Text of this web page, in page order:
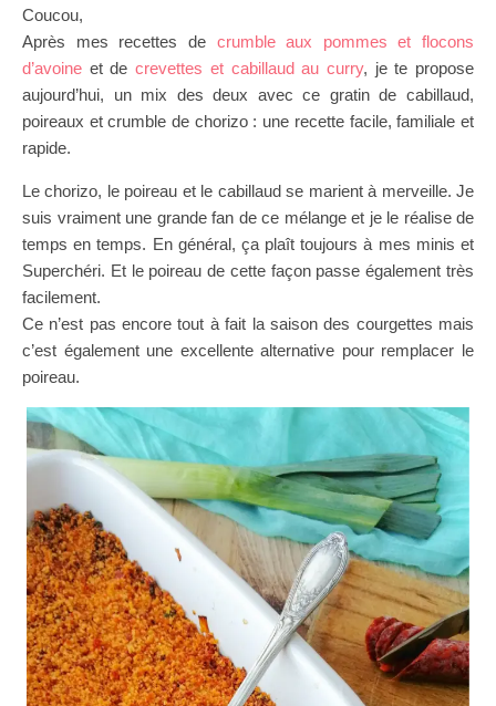
Coucou,
Après mes recettes de crumble aux pommes et flocons
d’avoine et de crevettes et cabillaud au curry, je te propose
aujourd’hui, un mix des deux avec ce gratin de cabillaud,
poireaux et crumble de chorizo : une recette facile, familiale et
rapide.
Le chorizo, le poireau et le cabillaud se marient à merveille. Je
suis vraiment une grande fan de ce mélange et je le réalise de
temps en temps. En général, ça plaît toujours à mes minis et
Superchéri. Et le poireau de cette façon passe également très
facilement.
Ce n’est pas encore tout à fait la saison des courgettes mais
c’est également une excellente alternative pour remplacer le
poireau.